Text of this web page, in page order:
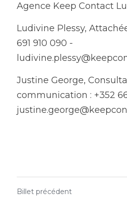
Agence Keep Contact
Ludivine Plessy,
691 910 090 -
Justine George,
communication :
Billet précédent